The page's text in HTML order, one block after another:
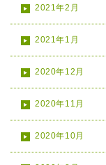
2021年2月
2021年1月
2020年12月
2020年11月
2020年10月